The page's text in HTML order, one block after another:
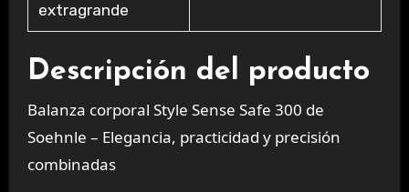
extragrande
Descripción del producto
Balanza corporal Style Sense Safe 300 de
Soehnle – Elegancia, practicidad y precisión
combinadas